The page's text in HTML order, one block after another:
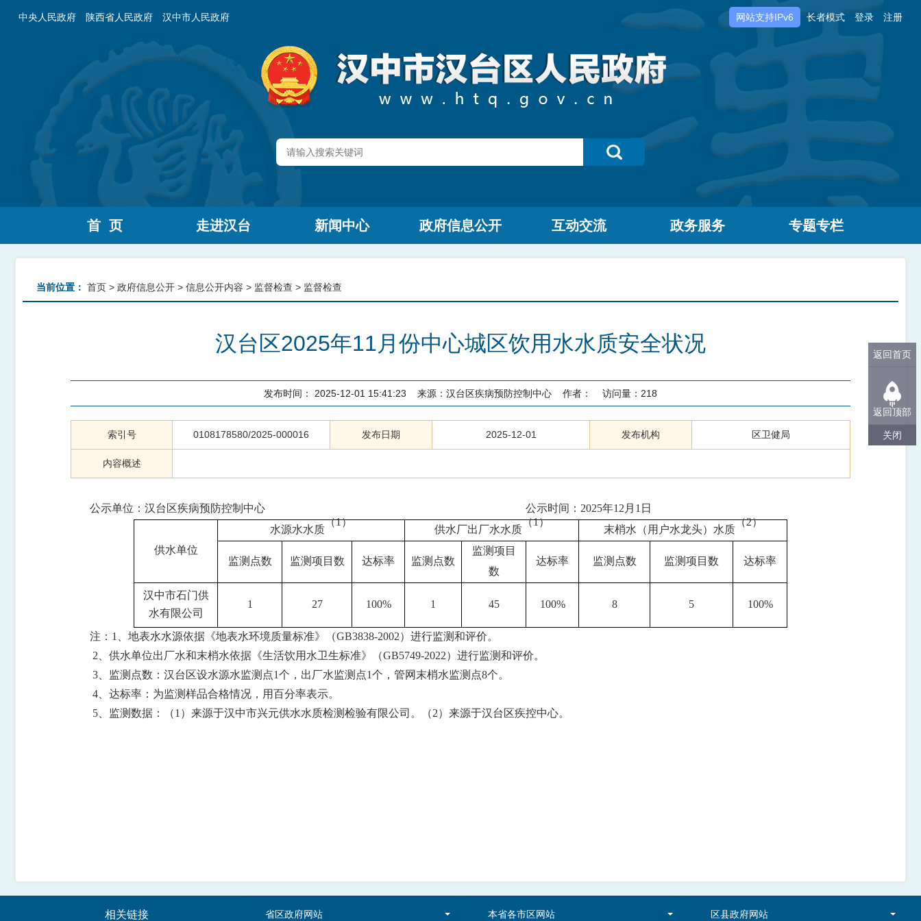
中央人民政府 陕西省人民政府 汉中市人民政府 网站支持IPv6 长者模式 登录 注册
首 页 走进汉台 新闻中心 政府信息公开 互动交流 政务服务 专题专栏
当前位置： 首页 > 政府信息公开 > 信息公开内容 > 监督检查 > 监督检查
汉台区2025年11月份中心城区饮用水水质安全状况
发布时间： 2025-12-01 15:41:23 来源： 汉台区疾病预防控制中心 作者： 访问量： 218
索引号 0108178580/2025-000016 发布日期 2025-12-01 发布机构 区卫健局
内容概述
公示单位：汉台区疾病预防控制中心 公示时间： 2025年12 月 1 日
供水单位
水源水水质
（1）
供水厂出厂水水质
（1）
末梢水（用户水龙头）水质
（2）
监测点数 监测项目数 达标率 监测点数
监测项目
数
达标率 监测点数 监测项目数 达标率
汉中市石门供
水有限公司
1 27 100% 1 45 100% 8 5 100%
注： 1、 地表水水源依据《地表水环境质量标准》（GB3838-2002）进行监测和评价。
2、 供水单位出厂水和末梢水依据《生活饮用水卫生标准》（GB5749-2022）进行监测和评价。
3、 监测点数：汉台区设水源水监测点1个，出厂水监测点1个，管网末梢水监测点8个。
4
达标率： 为监测样品合格情况，用百分率表示。
5
监测数据：（1）来源于汉中市兴元供水水质检测检验有限公司。 （2）来源于汉台区疾控中心。
相关链接 省区政府网站 本省各市区网站 区县政府网站
返回首页
返回顶部
关闭